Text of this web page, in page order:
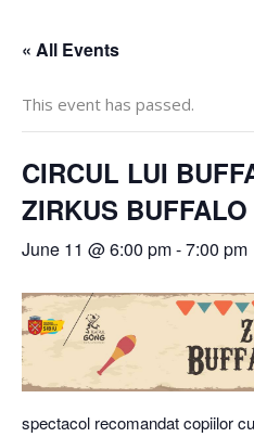
« All Events
This event has passed.
CIRCUL LUI
ZIRKUS
June 11 @ 6:00 pm-7:00 pm
spectacol recomandat copiilor